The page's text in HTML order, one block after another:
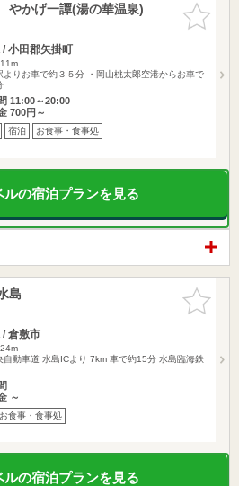
お気に入
りに追加
かげ一譚(湯の華温泉)
/ 小田郡矢掛町
よりお車で約３５分 ・岡山桃太郎空港からお車で
11:00～20:00
700円～
宿泊 お食事・食事処
ルの宿泊プランを見る
お気に入
りに追加
島
/ 倉敷市
自動車道 水島ICより 7km 車で約15分 水島臨海鉄
～
お食事・食事処
ルの宿泊プランを見る